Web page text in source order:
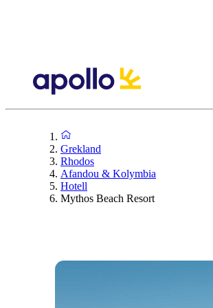
Grekland
Rhodos
Afandou & Kolymbia
Hotell
Mythos Beach Resort